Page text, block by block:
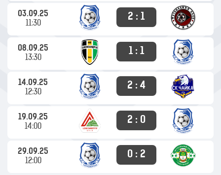
03.09.25
11:30
2 : 1
08.09.25
13:30
1 : 1
14.09.25
12:30
2 : 4
19.09.25
14:00
2 : 0
29.09.25
12:00
0 : 2